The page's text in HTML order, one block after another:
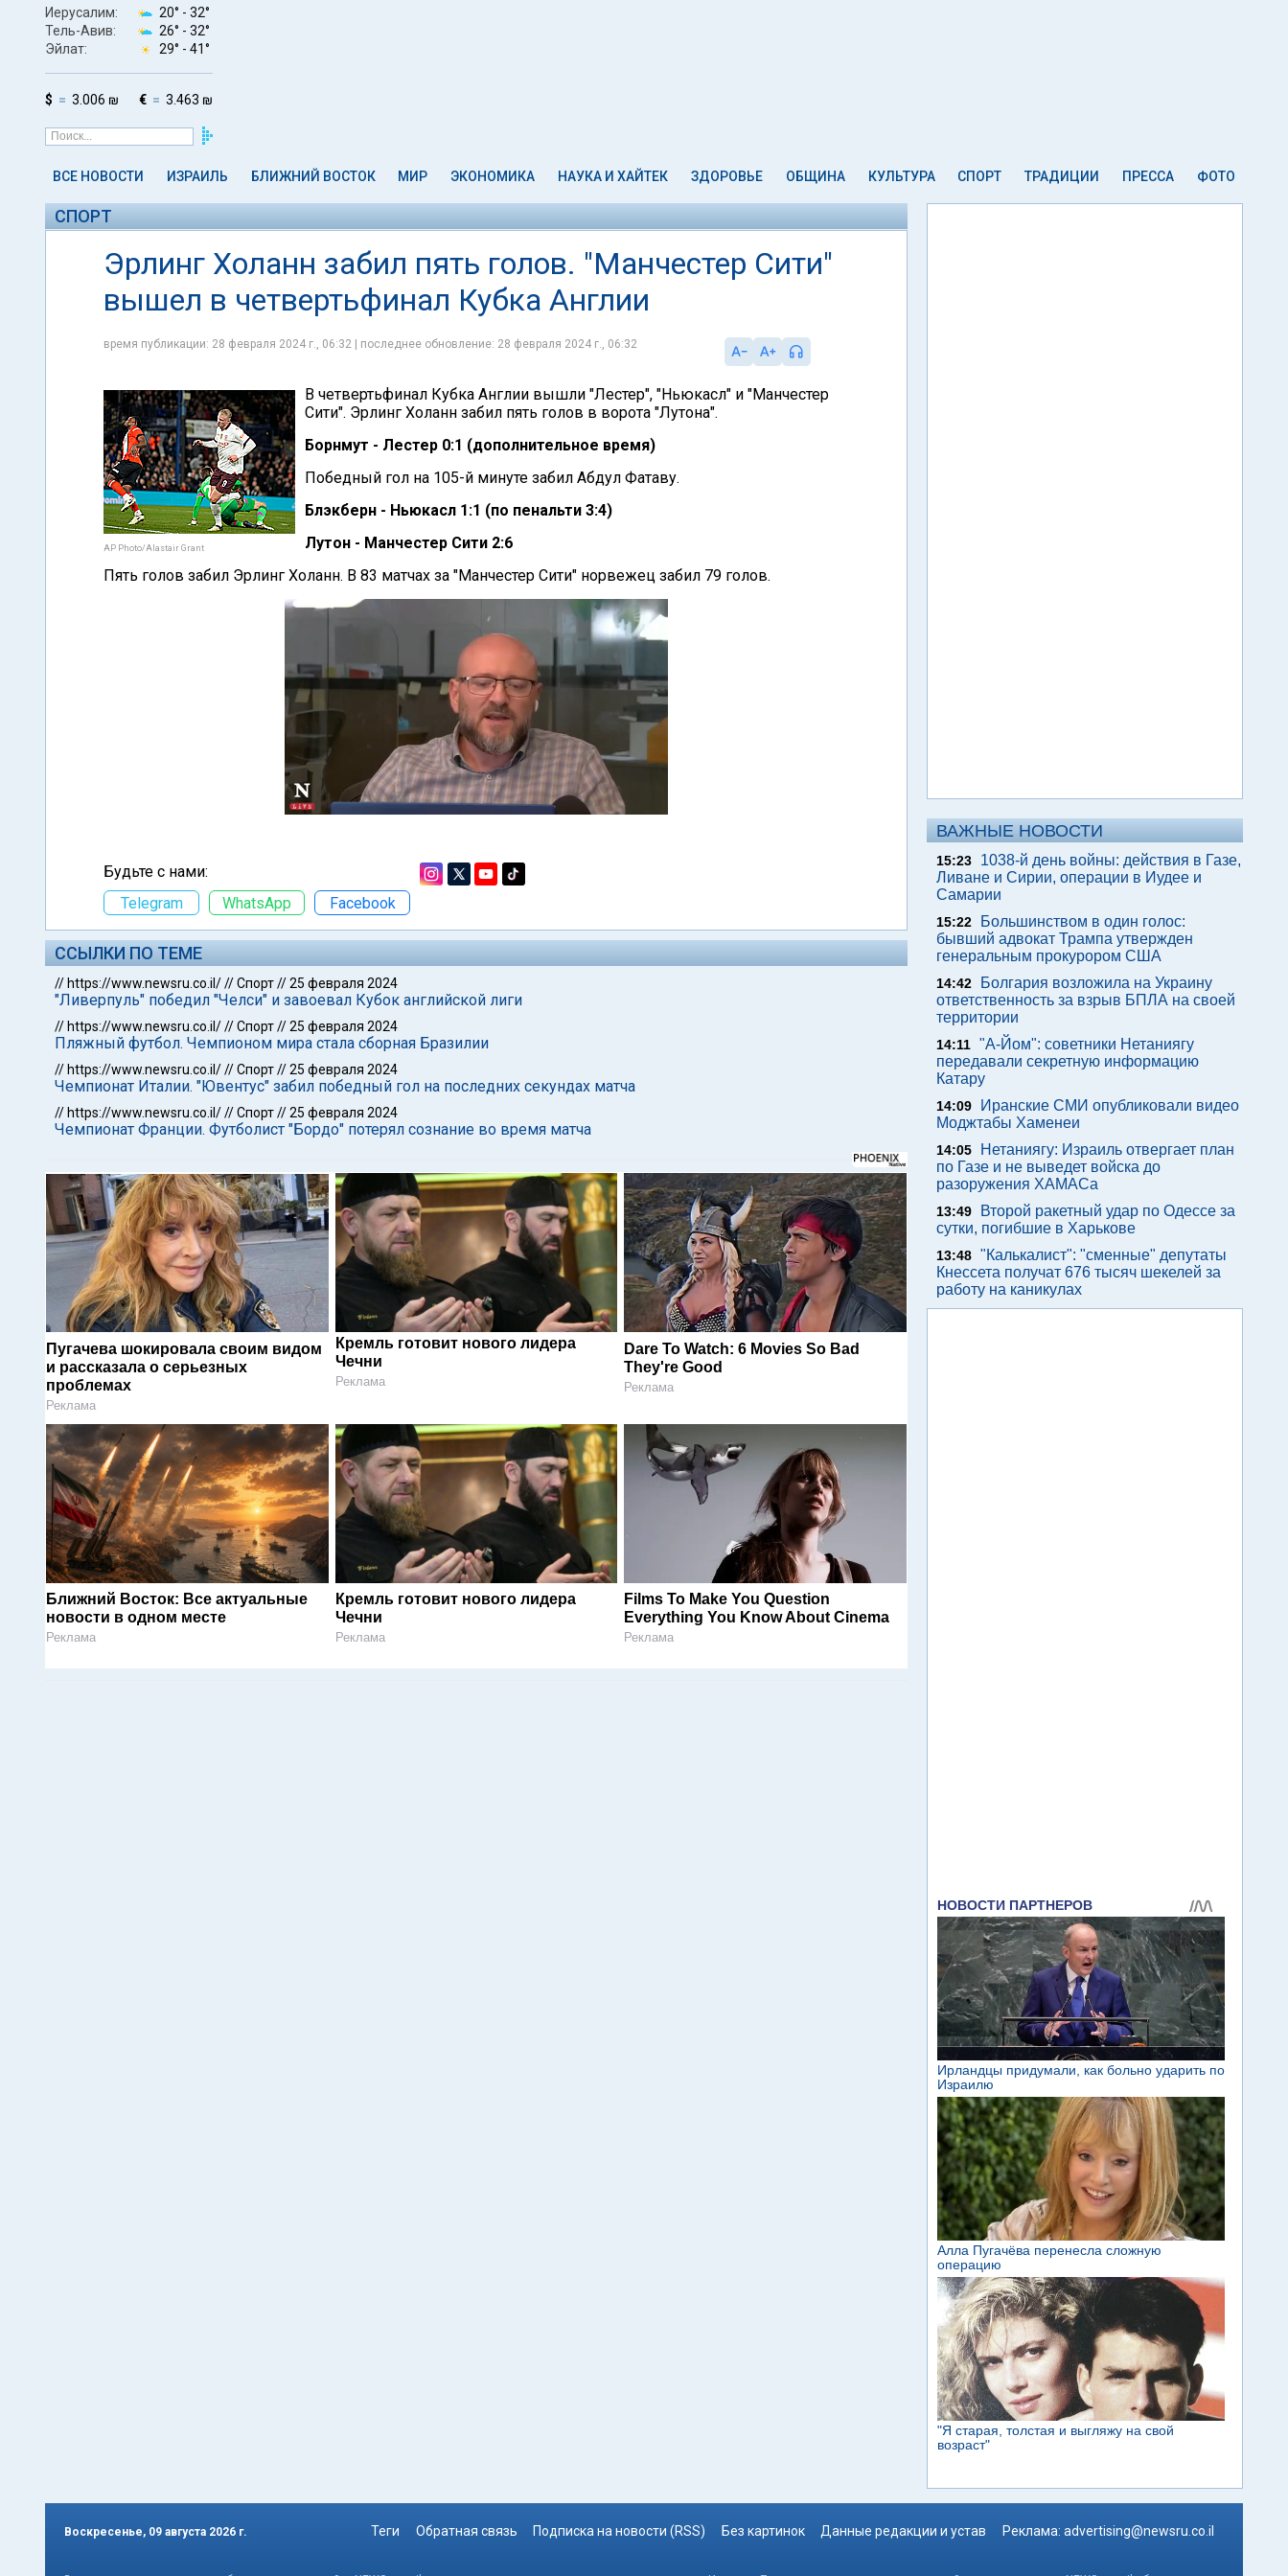
Иерусалим: 20° - 32°
Тель-Авив:
26° - 32°
Эйлат:
29° - 41°
$ 3.006 ₪ € 3.463 ₪
ВСЕ НОВОСТИ ИЗРАИЛЬ БЛИЖНИЙ ВОСТОК МИР ЭКОНОМИКА НАУКА И ХАЙТЕК ЗДОРОВЬЕ ОБЩИНА КУЛЬТУРА СПОРТ ТРАДИЦИИ ПРЕССА ФОТО
СПОРТ
Эрлинг Холанн забил пять голов. "Манчестер Сити"
вышел в четвертьфинал Кубка Англии
время публикации: 28 февраля 2024 г., 06:32 | последнее обновление: 28 февраля 2024 г., 06:32
AP Photo/Alastair Grant
В четвертьфинал Кубка Англии вышли "Лестер", "Ньюкасл" и "Манчестер
Сити". Эрлинг Холанн забил пять голов в ворота "Лутона".
Борнмут - Лестер 0:1 (дополнительное время)
Победный гол на 105-й минуте забил Абдул Фатаву.
Блэкберн - Ньюкасл 1:1 (по пенальти 3:4)
Лутон - Манчестер Сити 2:6
Пять голов забил Эрлинг Холанн. В 83 матчах за "Манчестер Сити" норвежец забил 79 голов.
Будьте с нами:
Telegram
WhatsApp Facebook
ССЫЛКИ ПО ТЕМЕ
// https://www.newsru.co.il///Спорт//25 февраля 2024
"Ливерпуль" победил "Челси" и завоевал Кубок английской лиги
// https://www.newsru.co.il///Спорт//25 февраля 2024
Пляжный футбол. Чемпионом мира стала сборная Бразилии
// https://www.newsru.co.il///Спорт//25 февраля 2024
Чемпионат Италии. "Ювентус" забил победный гол на последних секундах матча
// https://www.newsru.co.il///Спорт//25 февраля 2024
Чемпионат Франции. Футболист "Бордо" потерял сознание во время матча
Пугачева шокировала своим видом
и рассказала о серьезных
проблемах
Реклама
Кремль готовит нового лидера
Чечни
Реклама
Dare To Watch: 6 Movies So Bad
They're Good
Реклама
Ближний Восток: Все актуальные
новости в одном месте
Реклама
Кремль готовит нового лидера
Чечни
Реклама
Films To Make You Question
Everything You Know About Cinema
Реклама
ВАЖНЫЕ НОВОСТИ
15:23
1038-й день войны: действия в Газе,
Ливане и Сирии, операции в Иудее и
Самарии
15:22
Большинством в один голос:
бывший адвокат Трампа утвержден
генеральным прокурором США
14:42
Болгария возложила на Украину
ответственность за взрыв БПЛА на своей
территории
14:11 "А-Йом": советники Нетаниягу
передавали секретную информацию
Катару
14:09
Иранские СМИ опубликовали видео
Моджтабы Хаменеи
14:05
Нетаниягу: Израиль отвергает план
по Газе и не выведет войска до
разоружения ХАМАСа
13:49
Второй ракетный удар по Одессе за
сутки, погибшие в Харькове
13:48 "Калькалист": "сменные" депутаты
Кнессета получат 676 тысяч шекелей за
работу на каникулах
Воскресенье, 09 августа 2026 г. Теги Обратная связь Подписка на новости (RSS) Без картинок Данные редакции и устав Реклама: advertising@newsru.co.il